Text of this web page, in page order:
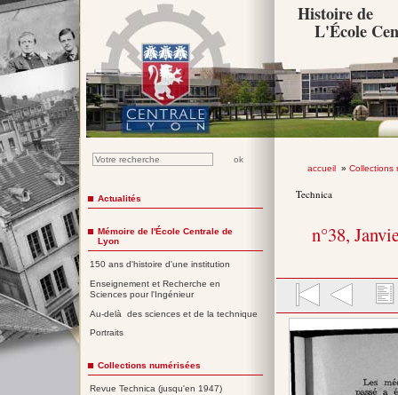
Histoire de
L'École
accueil» Collections
Technica
n°38,
Actualités
Mémoire de l'École Centrale de
Lyon
150 ans d'histoire d'une institution
Enseignement et Recherche en
Sciences pour l'Ingénieur
Au-delà des sciences et de la technique
Portraits
Collections numérisées
Revue Technica (jusqu'en 1947)